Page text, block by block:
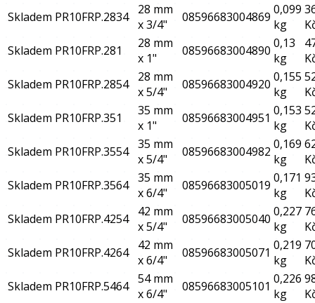
Skladem PR10FRP.2834
28 mm
x 3/4"
08596683004869 0,099
kg
Skladem PR10FRP.281
28 mm
x 1"
08596683004890 0,13
kg
Skladem PR10FRP.2854
28 mm
x 5/4"
08596683004920 0,155
kg
Skladem PR10FRP.351
35 mm
x 1"
08596683004951 0,153
kg
Skladem PR10FRP.3554 35 mm
x 5/4"
08596683004982 0,169
kg
Skladem PR10FRP.3564 35 mm
x 6/4"
08596683005019 0,171
kg
Skladem PR10FRP.4254
42 mm
x 5/4"
08596683005040 0,227
kg
Skladem PR10FRP.4264
42 mm
x 6/4"
08596683005071 0,219
kg
Skladem PR10FRP.5464 54 mm
x 6/4"
08596683005101 0,226
kg